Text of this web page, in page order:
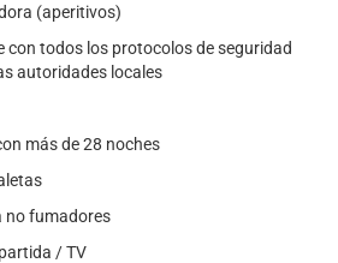
(aperitivos)
con todos los protocolos de seguridad
autoridades locales
más de 28 noches
no fumadores
/ TV